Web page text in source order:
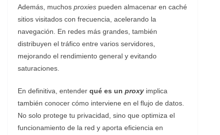
Además, muchos proxies pueden almacenar en caché
sitios visitados con frecuencia, acelerando la
navegación. En redes más grandes, también
distribuyen el tráfico entre varios servidores,
mejorando el rendimiento general y evitando
saturaciones.
En definitiva, entender qué es un proxy implica
también conocer cómo interviene en el flujo de datos.
No solo protege tu privacidad, sino que optimiza el
funcionamiento de la red y aporta eficiencia en